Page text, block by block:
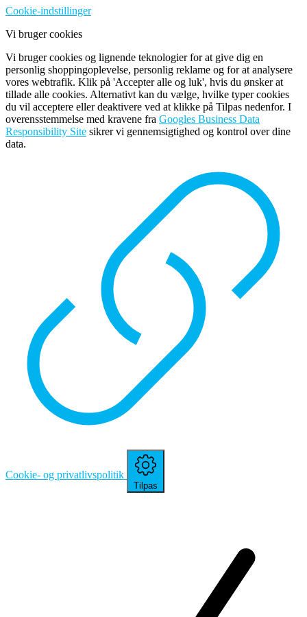
Cookie-indstillinger
Vi bruger cookies
Vi bruger cookies og lignende teknologier for at give dig en
personlig shoppingoplevelse, personlig reklame og for at analysere
vores webtrafik. Klik på 'Accepter alle og luk', hvis du ønsker at
tillade alle cookies. Alternativt kan du vælge, hvilke typer cookies
du vil acceptere eller deaktivere ved at klikke på Tilpas nedenfor. I
overensstemmelse med kravene fra Googles Business Data
Responsibility Site sikrer vi gennemsigtighed og kontrol over dine
data.
Cookie- og privatlivspolitik
Tilpas